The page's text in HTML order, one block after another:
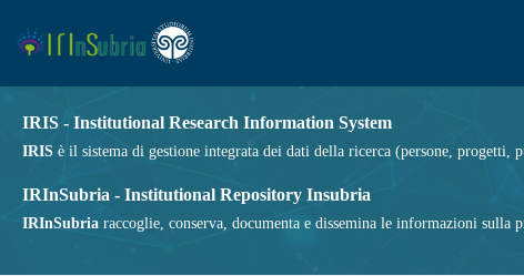
IRIS - Institutional Research Information System
IRIS è il sistema di gestione integrata dei dati della ricerca (persone,
IRInSubria - Institutional Repository Insubria
IRInSubria raccoglie, conserva, documenta e dissemina le informazioni